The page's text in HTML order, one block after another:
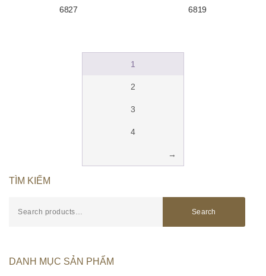
6827 6819
1
2
3
4
→
TÌM KIẾM
Search
DANH MỤC SẢN PHẨM